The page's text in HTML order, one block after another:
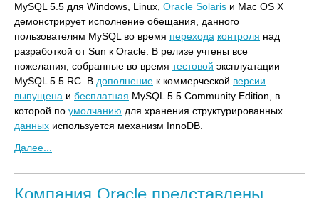
MySQL 5.5 для Windows, Linux, Oracle Solaris и Mac OS X
демонстрирует исполнение обещания, данного
пользователям MySQL во время перехода контроля над
разработкой от Sun к Oracle. В релизе учтены все
пожелания, собранные во время тестовой эксплуатации
MySQL 5.5 RC. В дополнение к коммерческой версии
выпущена и бесплатная MySQL 5.5 Community Edition, в
которой по умолчанию для хранения структурированных
данных используется механизм InnoDB.
Далее...
Компания Oracle представлены